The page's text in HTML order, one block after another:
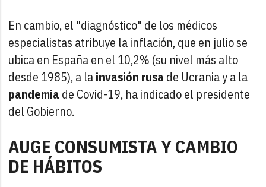
En cambio, el "diagnóstico" de los médicos
especialistas atribuye la inflación, que en julio se
ubica en España en el 10,2% (su nivel más alto
desde 1985), a lainvasión rusa de Ucrania y a la
pandemia de Covid-19, ha indicado el presidente
del Gobierno.
AUGE CONSUMISTA Y CAMBIO
DE HÁBITOS